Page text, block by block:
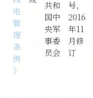
电
管
理
条
例
》
共和
国中
央军
事委
员会
号，
2016
年11
月修
订